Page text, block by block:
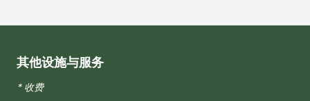
其他设施与服务
* 收费